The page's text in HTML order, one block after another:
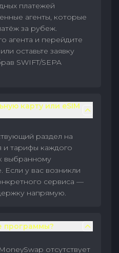
платежей
агенты, которые
за рубеж.
агента и перейдите
оставьте заявку
SWIFT/SEPA
карту или eSIM
раздел на
и тарифы каждого
выбранному
Если у вас возникли
сервиса —
напрямую.
программы?
отсутствует